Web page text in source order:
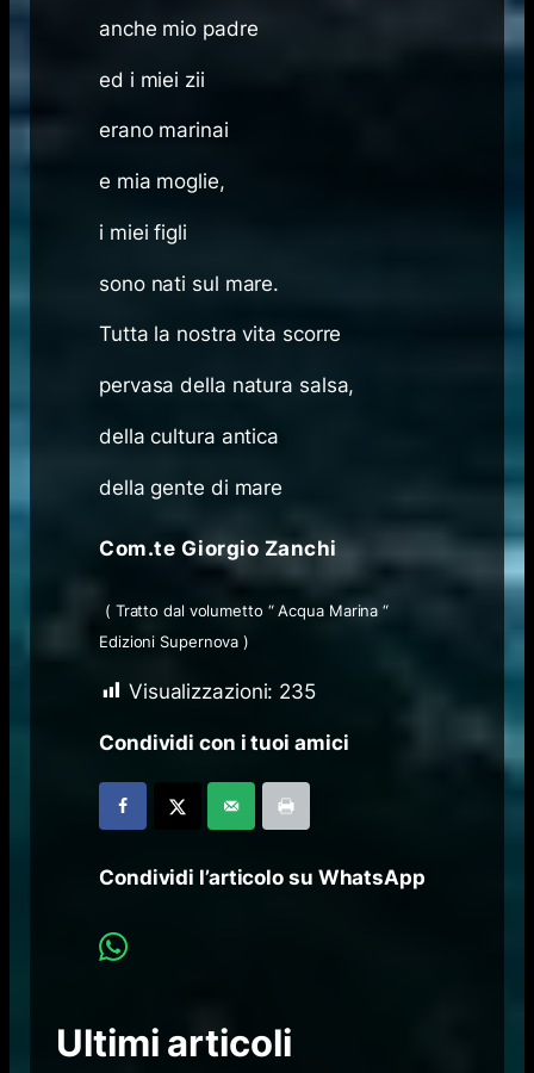
anche mio padre
ed i miei zii
erano marinai
e mia moglie,
i miei figli
sono nati sul mare.
Tutta la nostra vita scorre
pervasa della natura salsa,
della cultura antica
della gente di mare
Com.te Giorgio Zanchi
( Tratto dal volumetto “ Acqua Marina “
Edizioni Supernova )
Visualizzazioni: 235
Condividi con i tuoi amici
Condividi l’articolo su WhatsApp
Ultimi articoli